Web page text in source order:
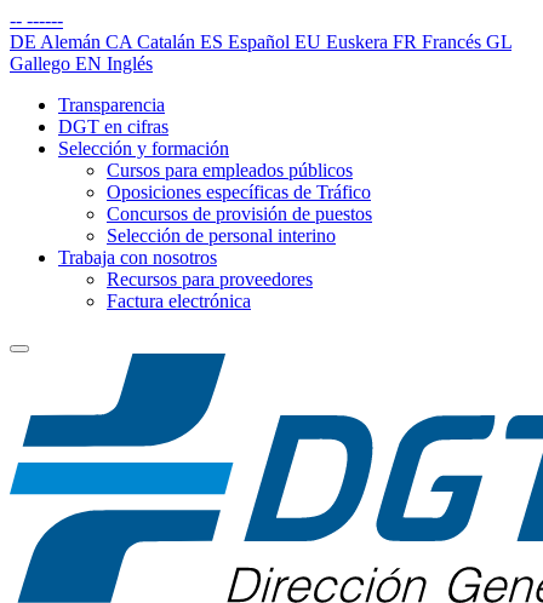
-- ------
DE Alemán CA Catalán ES Español EU Euskera FR Francés GL
Gallego EN Inglés
Transparencia
DGT en cifras
Selección y formación
Cursos para empleados públicos
Oposiciones específicas de Tráfico
Concursos de provisión de puestos
Selección de personal interino
Trabaja con nosotros
Recursos para proveedores
Factura electrónica